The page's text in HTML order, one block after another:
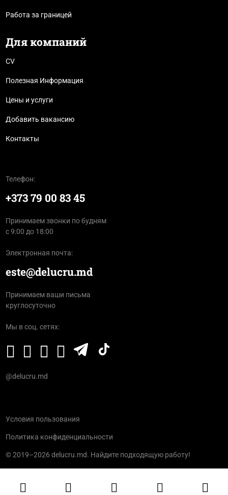
Работа за границей
Для компаний
CV
Полезная Информация
Цены и услуги
Добавить вакансию
Контакты
Телефон:
+373 79 00 83 45
Принимаем звонки по будням
с 9:00 до 18:00
Электронная почта:
este@delucru.md
Принимаем ваши письма
круглосуточно
Мы в соц. сетях:
@delucru.md
© 2019–2026 delucru.md. Найдите подходящую работу!
Условия пользования
Политика конфиденциальности